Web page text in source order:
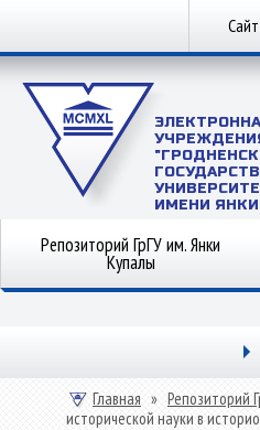
ИМЕНИ
Репозиторий ГрГУ им. Янки
Купалы
Главная » Репозиторий
исторической науки в